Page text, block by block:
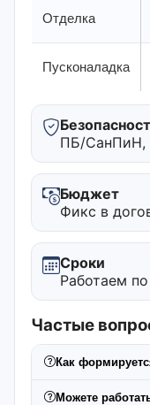
Отделка
Пусконаладка
ПБ/СанПиН,
Бюджет
Фикс в
Сроки
Работаем
Частые
Как
Можете